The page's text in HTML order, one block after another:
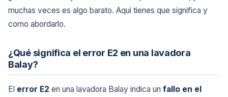
muchas veces es algo barato. Aqui tienes que significa y
como abordarlo.
¿Qué significa el error E2 en una lavadora
Balay?
El error E2 en una lavadora Balay indica un fallo en el